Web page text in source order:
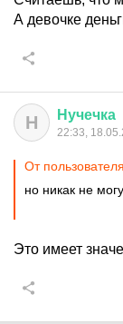
А девочке
Н Нучечка
22:33,
От пользователя
но никак не
Это имеет